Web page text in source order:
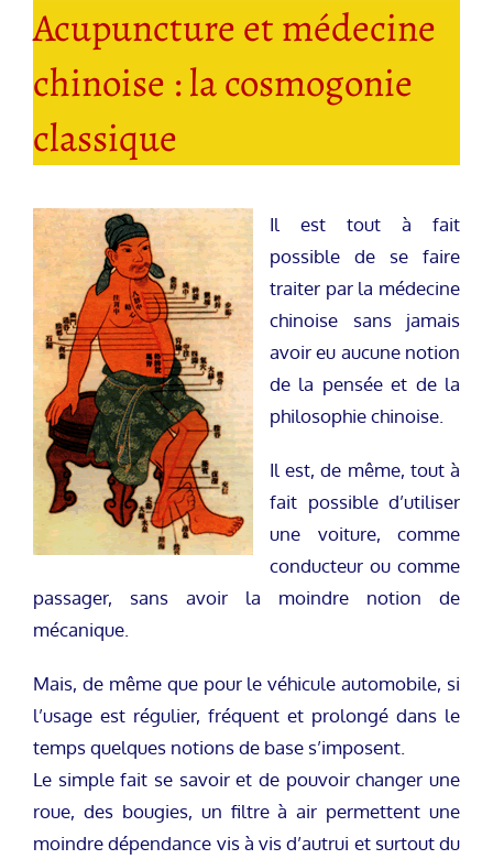
Acupuncture et médecine
chinoise : la cosmogonie
classique
Il est tout à fait
possible de se faire
traiter par la médecine
chinoise sans jamais
avoir eu aucune notion
de la pensée et de la
philosophie chinoise.
Il est, de même, tout à
fait possible d’utiliser
une voiture, comme
conducteur ou comme
passager, sans avoir la moindre notion de
mécanique.
Mais, de même que pour le véhicule automobile, si
l’usage est régulier, fréquent et prolongé dans le
temps quelques notions de base s’imposent.
Le simple fait se savoir et de pouvoir changer une
roue, des bougies, un filtre à air permettent une
moindre dépendance vis à vis d’autrui et surtout du